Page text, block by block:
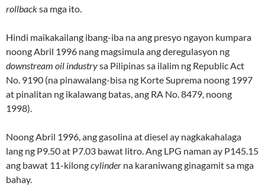
rollbacksa mga ito.
Hindi maikakailang ibang-iba na ang presyo ngayon kumpara
noong Abril 1996 nang magsimula ang deregulasyon ng
downstream oil industrysa Pilipinas sa ilalim ng Republic Act
No. 9190 (na pinawalang-bisa ng Korte Suprema noong 1997
at pinalitan ng ikalawang batas, ang RA No. 8479, noong
1998).
Noong Abril 1996, ang gasolina at diesel ay nagkakahalaga
lang ng P9.50 at P7.03 bawat litro. Ang LPG naman ay P145.15
ang bawat 11-kilongcylinder na karaniwang ginagamit sa mga
bahay.